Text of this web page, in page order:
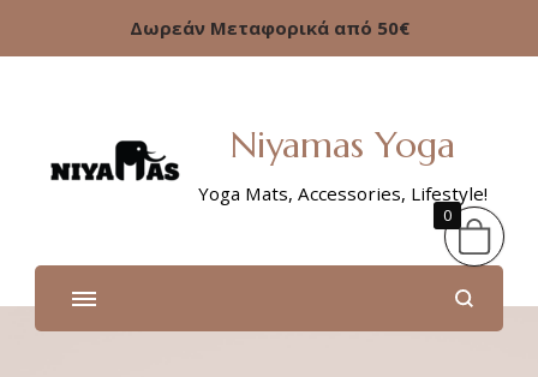
Δωρεάν Μεταφορικά από 50€
Niyamas Yoga
Yoga Mats, Accessories, Lifestyle!
0